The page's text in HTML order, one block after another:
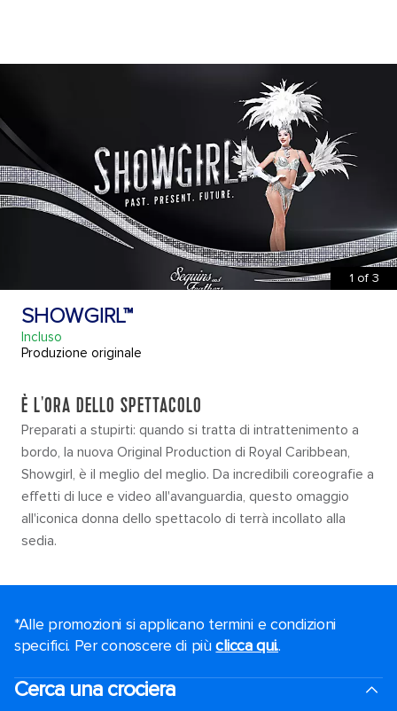
1 of 3
SHOWGIRL™
Incluso
Produzione originale
È L'ORA DELLO SPETTACOLO
Preparati a stupirti: quando si tratta di intrattenimento a
bordo, la nuova Original Production di Royal Caribbean,
Showgirl, è il meglio del meglio. Da incredibili coreografie a
effetti di luce e video all'avanguardia, questo omaggio
all'iconica donna dello spettacolo di terrà incollato alla
sedia.
*Alle promozioni si applicano termini e condizioni
specifici. Per conoscere di piùclicca qui..
Cerca una crociera